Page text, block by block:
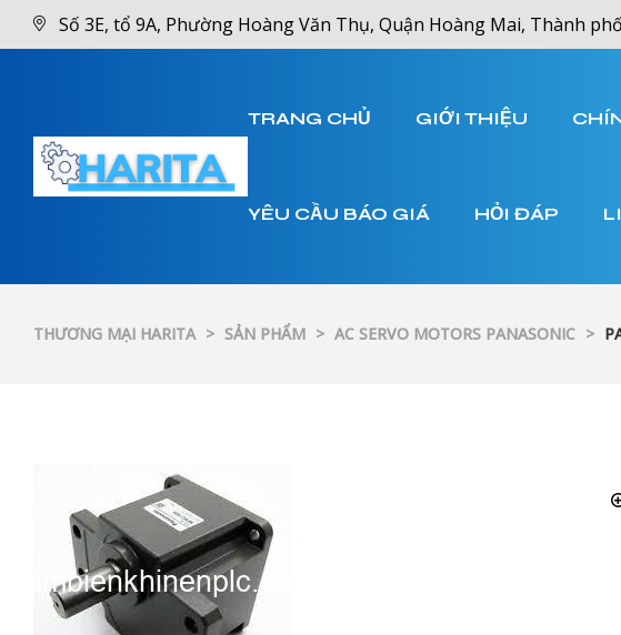
Số 3E, tổ 9A, Phường Hoàng Văn Thụ, Quận Hoàng Mai, Thành
TRANG CHỦ GIỚI THIỆU
YÊU CẦU BÁO GIÁ HỎI ĐÁP
THƯƠNG MẠI HARITA > SẢN PHẨM > AC SERVO MOTORS PANASONIC >